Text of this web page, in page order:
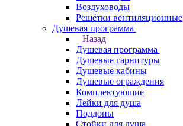
Воздуховоды
Решётки вентиляционные
Душевая программа
Назад
Душевая программа
Душевые гарнитуры
Душевые кабины
Душевые ограждения
Комплектующие
Лейки для душа
Поддоны
Стойки для душа